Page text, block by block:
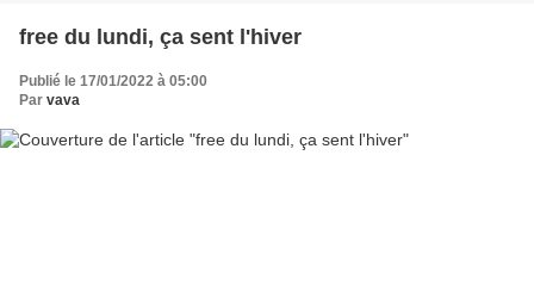
free du lundi, ça sent l'hiver
Publié le 17/01/2022 à 05:00
Par vava